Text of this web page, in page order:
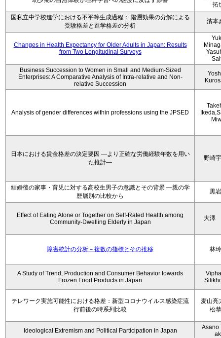
拓
国私立中学校進学における不平等生成過程： 階層効果の分解による
受験格差と進学格差の分析
濱本
Changes in Health Expectancy for Older Adults in Japan: Results
from Two Longitudinal Surveys
Business Succession to Women in Small and Medium-Sized
Enterprises: A Comparative Analysis of Intra-relative and Non-
relative Succession
Analysis of gender differences within professions using the JPSED
日本における賃金格差の決定要因 ―より正確な労働経験年数を用い
た推計―
野崎
結婚後の家事・育児に対する高校生男子の意識とその背景 ―親の学
歴層別の比較から
黒
Effect of Eating Alone or Together on Self-Rated Health among
Community-Dwelling Elderly in Japan
大澤
障害統計の分析－複数の指標とその推移 林
A Study of Trend, Production and Consumer Behavior towards
Frozen Food Products in Japan
テレワーク実施可能性における格差：新型コロナウイルス感染症流
行前後の時系列比較
麦山亮
松
Ideological Extremism and Political Participation in Japan
Asano